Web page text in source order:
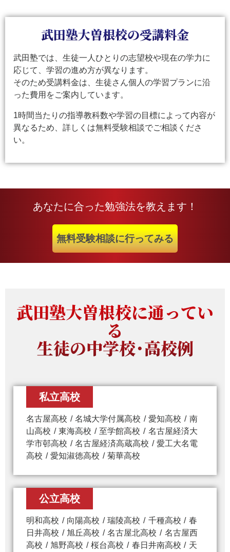
武田塾大曽根校の受講料金
武田塾では、生徒一人ひとりの志望校や現在の学力に
応じて、学習の進め方が異なります。
そのため受講料金は、生徒さん個人の学習プランに沿
った費用をご案内しています。
1時間当たりの指導教科数や学習の目標によって内容が
異なるため、詳しくは無料受験相談でご相談くださ
い。
あなたに合った勉強法を教えます！
無料受験相談に行ってみる
武田塾大曽根校に通ってい
る
生徒の中学校・高校例
私立高校
名古屋高校 名城大学付属高校 愛知高校
南
山高校
東海高校 至学館高校
名古屋経済大
学市邨高校
名古屋経済高蔵高校
愛工大名電
高校
愛知淑徳高校 菊華高校
公立高校
明和高校 向陽高校 瑞陵高校 千種高校
春
日井高校
旭丘高校 名古屋北高校
名古屋西
高校
旭野高校 桜台高校 春日井南高校
天